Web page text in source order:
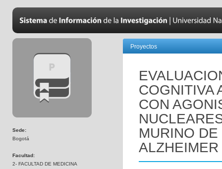
Sede:
Bogotá
Facultad:
2- FACULTAD DE MEDICINA
Proyectos
COGNITIVA
CON
MURINO